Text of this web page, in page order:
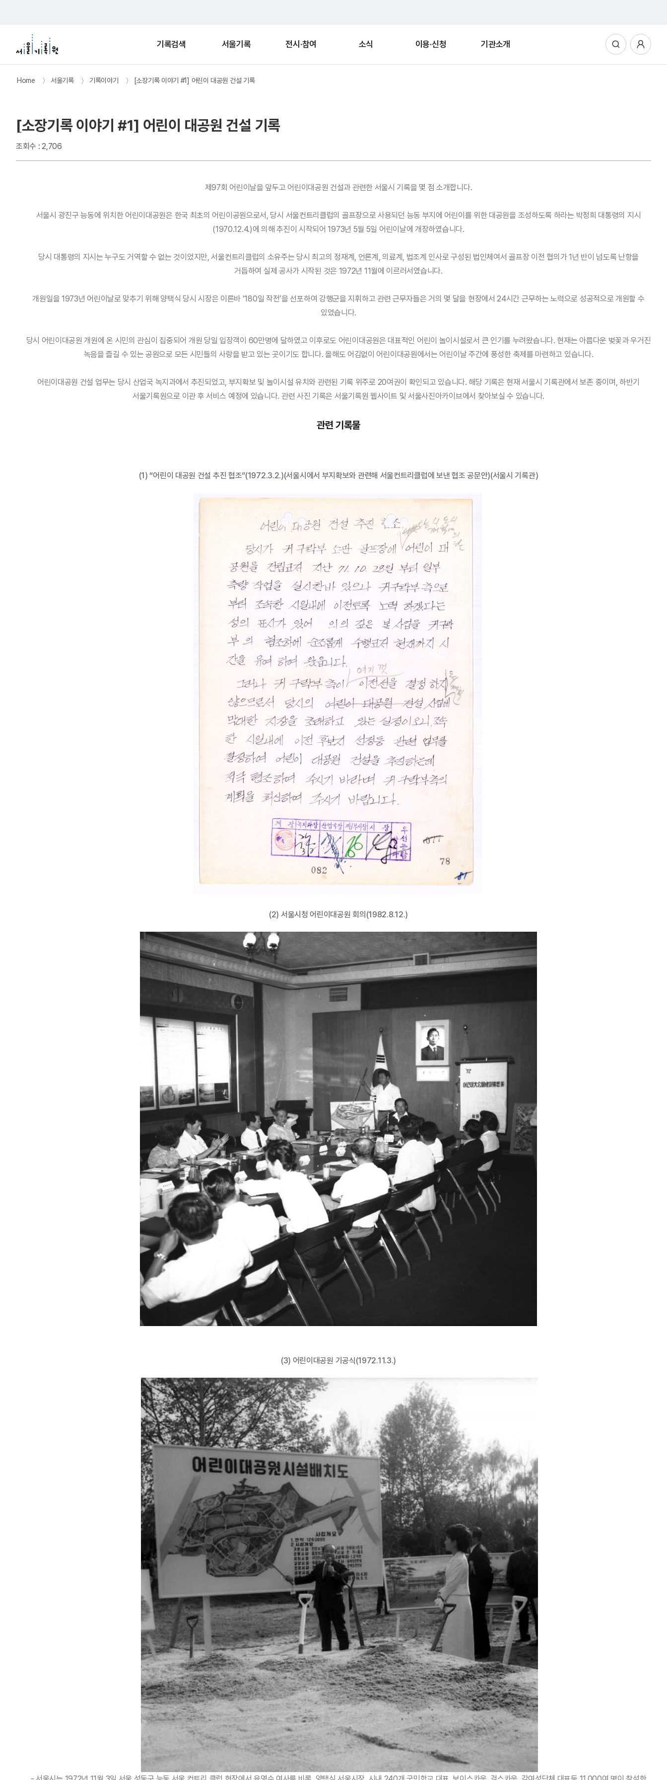
기록검색 서울기록 전시·참여 소식 이용·신청 기관소개 사용자메뉴
Home 〉 서울기록 〉 기록이야기 〉 [소장기록 이야기 #1] 어린이 대공원 건설 기록
[소장기록 이야기 #1] 어린이 대공원 건설 기록
조회수 : 2,706
제97회 어린이날을 앞두고 어린이대공원 건설과 관련한 서울시 기록을 몇 점 소개합니다.
서울시 광진구 능동에 위치한 어린이대공원은 한국 최초의 어린이공원으로서, 당시 서울컨트리클럽의 골프장으로 사용되던 능동 부지에 어린이를 위한 대공원을 조성하도록 하라는 박정희 대통령의 지시
(1970.12.4.)에 의해 추진이 시작되어 1973년 5월 5일 어린이날에 개장하였습니다.
당시 대통령의 지시는 누구도 거역할 수 없는 것이었지만, 서울컨트리클럽의 소유주는 당시 최고의 정재계, 언론계, 의료계, 법조계 인사로 구성된 법인체여서 골프장 이전 협의가 1년 반이 넘도록 난항을
거듭하여 실제 공사가 시작된 것은 1972년 11월에 이르러서였습니다.
개원일을 1973년 어린이날로 맞추기 위해 양택식 당시 시장은 이른바 ‘180일 작전’을 선포하여 강행군을 지휘하고 관련 근무자들은 거의 몇 달을 현장에서 24시간 근무하는 노력으로 성공적으로 개원할 수
있었습니다.
당시 어린이대공원 개원에 온 시민의 관심이 집중되어 개원 당일 입장객이 60만명에 달하였고 이후로도 어린이대공원은 대표적인 어린이 놀이시설로서 큰 인기를 누려왔습니다. 현재는 아름다운 벚꽃과 우거진
녹음을 즐길 수 있는 공원으로 모든 시민들의 사랑을 받고 있는 곳이기도 합니다. 올해도 어김없이 어린이대공원에서는 어린이날 주간에 풍성한 축제를 마련하고 있습니다.
어린이대공원 건설 업무는 당시 산업국 녹지과에서 추진되었고, 부지확보 및 놀이시설 유치와 관련된 기록 위주로 20여권이 확인되고 있습니다. 해당 기록은 현재 서울시 기록관에서 보존 중이며, 하반기
서울기록원으로 이관 후 서비스 예정에 있습니다. 관련 사진 기록은 서울기록원 웹사이트 및 서울사진아카이브에서 찾아보실 수 있습니다.
관련 기록물
(1) “어린이 대공원 건설 추진 협조”(1972.3.2.)(서울시에서 부지확보와 관련해 서울컨트리클럽에 보낸 협조 공문안)(서울시 기록관)
(2) 서울시청 어린이대공원 회의(1982.8.12.)
(3) 어린이대공원 기공식(1972.11.3.)